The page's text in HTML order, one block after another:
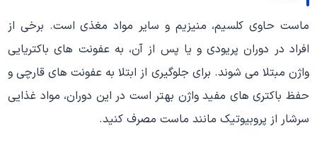
ماست حاوی کلسیم، منیزیم و سایر مواد مغذی است. برخی از
افراد در دوران پریودی و یا پس از آن، به عفونت های باکتریایی
واژن مبتلا می شوند. برای جلوگیری از ابتلا به عفونت های قارچی و
حفظ باکتری های مفید واژن بهتر است در این دوران، مواد غذایی
سرشار از پروبیوتیک مانند ماست مصرف کنید.